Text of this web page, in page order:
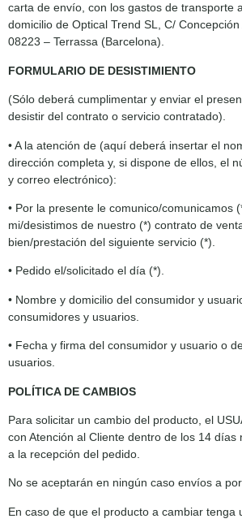
carta de envío, con los gastos de transporte
domicilio de Optical Trend SL, C/ Concepción
08223 – Terrassa (Barcelona).
FORMULARIO DE DESISTIMIENTO
(Sólo deberá cumplimentar y enviar el
desistir del contrato o servicio contratado).
• A la atención de (aquí deberá insertar el
dirección completa y, si dispone de ellos, el
y correo electrónico):
• Por la presente le comunico/comunicamos
mi/desistimos de nuestro (*) contrato de
bien/prestación del siguiente servicio (*).
• Pedido el/solicitado el día (*).
• Nombre y domicilio del consumidor y
consumidores y usuarios.
• Fecha y firma del consumidor y usuario o
usuarios.
POLÍTICA DE CAMBIOS
Para solicitar un cambio del producto, el
con Atención al Cliente dentro de los 14 días
a la recepción del pedido.
No se aceptarán en ningún caso envíos a
En caso de que el producto a cambiar tenga